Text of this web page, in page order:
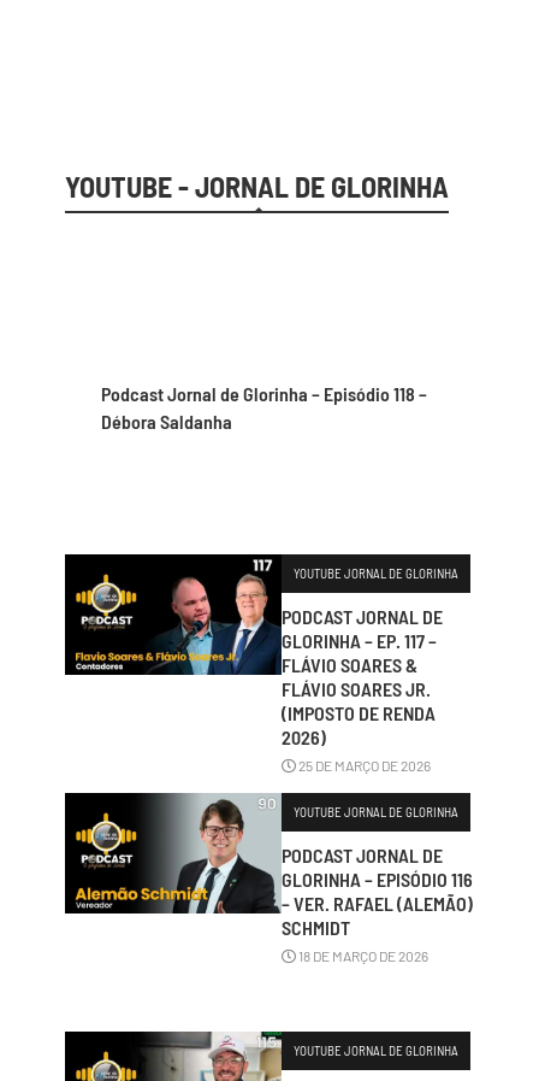
YOUTUBE - JORNAL DE GLORINHA
Podcast Jornal de Glorinha – Episódio 118 –
Débora Saldanha
YOUTUBE JORNAL DE GLORINHA
PODCAST JORNAL DE
GLORINHA – EP. 117 –
FLÁVIO SOARES &
FLÁVIO SOARES JR.
(IMPOSTO DE RENDA
2026)
25 DE MARÇO DE 2026
YOUTUBE JORNAL DE GLORINHA
PODCAST JORNAL DE
GLORINHA – EPISÓDIO 116
– VER. RAFAEL (ALEMÃO)
SCHMIDT
18 DE MARÇO DE 2026
YOUTUBE JORNAL DE GLORINHA